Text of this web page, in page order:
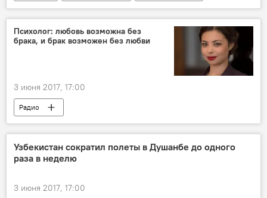
Психолог: любовь возможна без
брака, и брак возможен без любви
3 июня 2017, 17:00
Радио
Узбекистан сократил полеты в Душанбе до одного
раза в неделю
3 июня 2017, 17:00